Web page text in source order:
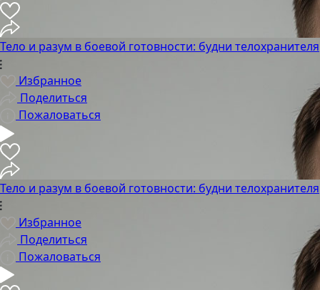
Тело и разум в боевой готовности: будни телохранителя
Избранное
Поделиться
Пожаловаться
Тело и разум в боевой готовности: будни телохранителя
Избранное
Поделиться
Пожаловаться